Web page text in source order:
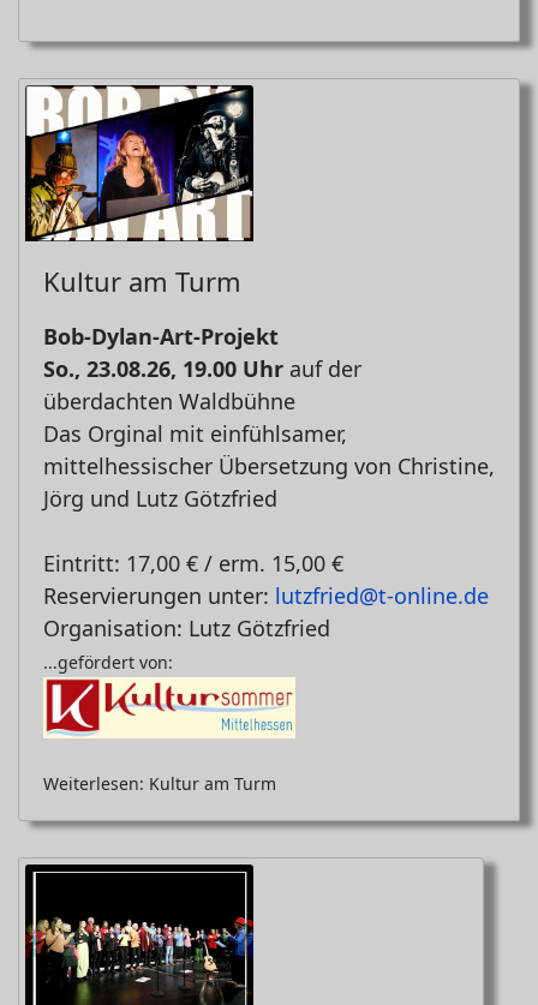
Kultur am Turm
Bob-Dylan-Art-Projekt
So., 23.08.26, 19.00 Uhr auf der
überdachten Waldbühne
Das Orginal mit einfühlsamer,
mittelhessischer Übersetzung von Christine,
Jörg und Lutz Götzfried
Eintritt: 17,00 € / erm. 15,00 €
Reservierungen unter: lutzfried@t-online.de
Organisation: Lutz Götzfried
...gefördert von:
Weiterlesen: Kultur am Turm